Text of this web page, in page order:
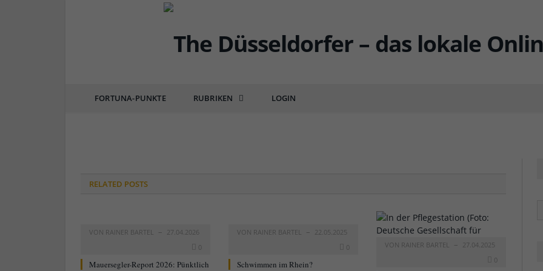
FORTUNA-PUNKTE RUBRIKEN LOGIN
RELATED POSTS
VON RAINER BARTEL
27.04.2026
0
Mauersegler-Report 2026: Pünktlich
VON RAINER BARTEL
22.05.2025
0
Schwimmen im Rhein?
VON RAINER BARTEL
27.04.2025
0